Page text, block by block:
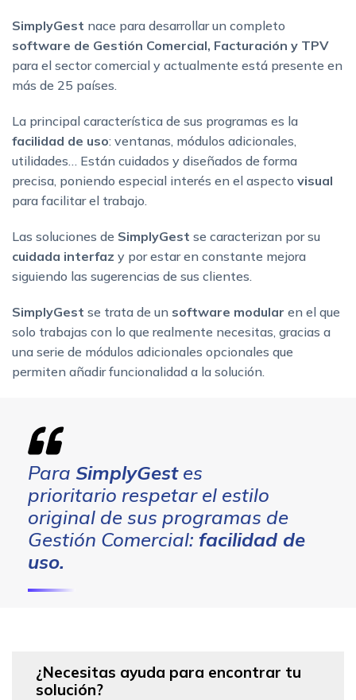
SimplyGest nace para desarrollar un completo
software de Gestión Comercial, Facturación y TPV
para el sector comercial y actualmente está presente en
más de 25 países.
La principal característica de sus programas es la
facilidad de uso: ventanas, módulos adicionales,
utilidades… Están cuidados y diseñados de forma
precisa, poniendo especial interés en el aspecto visual
para facilitar el trabajo.
Las soluciones de SimplyGest se caracterizan por su
cuidada interfaz y por estar en constante mejora
siguiendo las sugerencias de sus clientes.
SimplyGest se trata de un software modular en el que
solo trabajas con lo que realmente necesitas, gracias a
una serie de módulos adicionales opcionales que
permiten añadir funcionalidad a la solución.
Para SimplyGestes
prioritario respetar el estilo
original de sus programas de
Gestión Comercial: facilidad de
uso.
¿Necesitas ayuda para encontrar tu
solución?